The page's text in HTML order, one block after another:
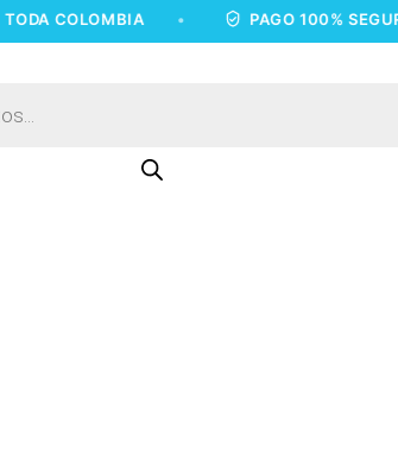
• PAGO 100% SEGURO •